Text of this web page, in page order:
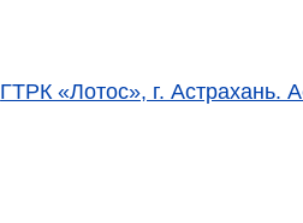
ГТРК «Лотос», г. Астрахань.